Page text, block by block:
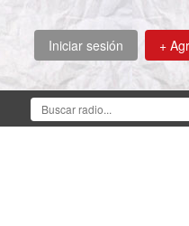
Iniciar sesión +